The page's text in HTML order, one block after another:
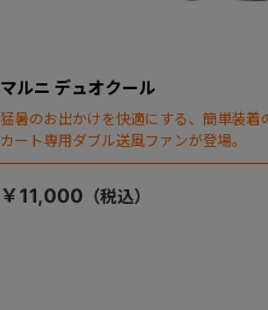
マルニ デュオクール
猛暑のお出かけを快適にする、簡単装着
カート専用ダブル送風ファンが登場。
￥11,000